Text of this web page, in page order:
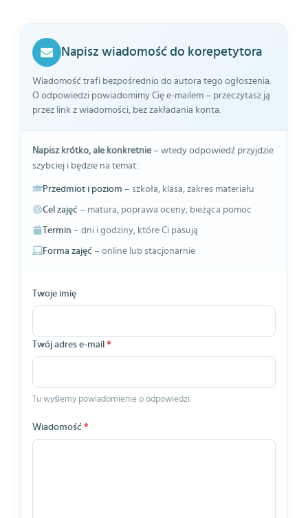
Napisz wiadomość do korepetytora
Wiadomość trafi bezpośrednio do autora tego ogłoszenia.
O odpowiedzi powiadomimy Cię e-mailem – przeczytasz ją
przez link z wiadomości, bez zakładania konta.
Napisz krótko, ale konkretnie– wtedy odpowiedź przyjdzie
szybciej i będzie na temat:
Przedmiot i poziom – szkoła, klasa, zakres materiału
Cel zajęć – matura, poprawa oceny, bieżąca pomoc
Termin – dni i godziny, które Ci pasują
Forma zajęć – online lub stacjonarnie
Twoje imię
Twój adres e-mail *
Tu wyślemy powiadomienie o odpowiedzi.
Wiadomość *